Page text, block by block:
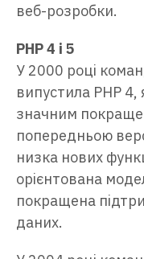
веб-розробки.
PHP 4 і 5
У 2000 році
випустила PHP
значним
попередньою
низка нових
орієнтована
покращена
даних.